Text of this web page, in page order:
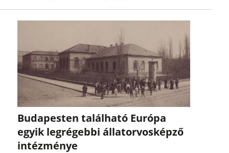
Budapesten található Európa
egyik legrégebbi állatorvosképző
intézménye